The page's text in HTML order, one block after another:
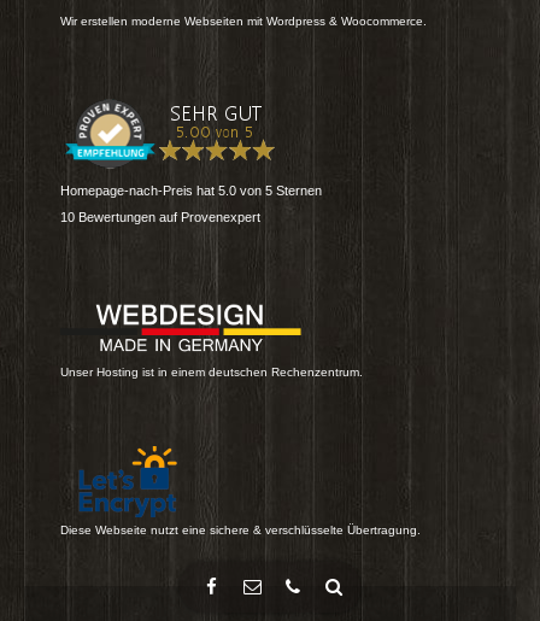
Wir erstellen moderne Webseiten mit Wordpress & Woocommerce.
Homepage-nach-Preis hat 5.0 von 5 Sternen
10 Bewertungen auf Provenexpert
Unser Hosting ist in einem deutschen Rechenzentrum.
Diese Webseite nutzt eine sichere & verschlüsselte Übertragung.